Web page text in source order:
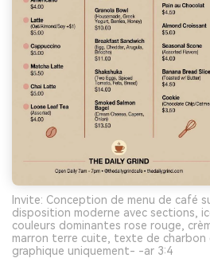
Invite: Conception de menu de café
disposition moderne avec sections,
couleurs dominantes rose rouge,
marron terre cuite, texte de charbon
graphique uniquement- -ar 3:4